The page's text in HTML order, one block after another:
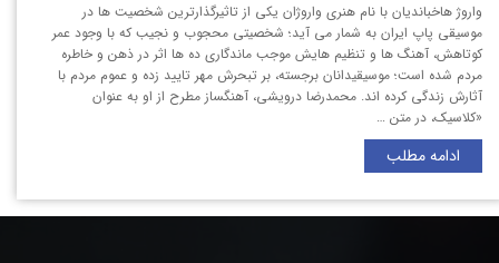
واروژ هاخباندیان با نام هنری واروژان یکی از تاثیرگذارترین شخصیت ها در
موسیقی پاپ ایران به شمار می آید؛ شخصیتی محجوب و نجیب که با وجود عمر
کوتاهش، آهنگ ها و تنظیم هایش موجب ماندگاری ده ها اثر در ذهن و خاطره
مردم شده است؛ موسیقیدانان برجسته، بر تبحرش مهر تایید زده و عموم مردم با
آثارش زندگی کرده اند. محمدرضا درویشی، آهنگساز مطرح از او به عنوان
«کلاسیک، در متن …
ادامه مطلب